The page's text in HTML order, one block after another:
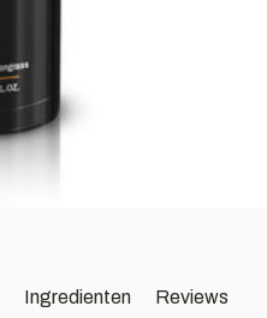
Ingredienten Reviews